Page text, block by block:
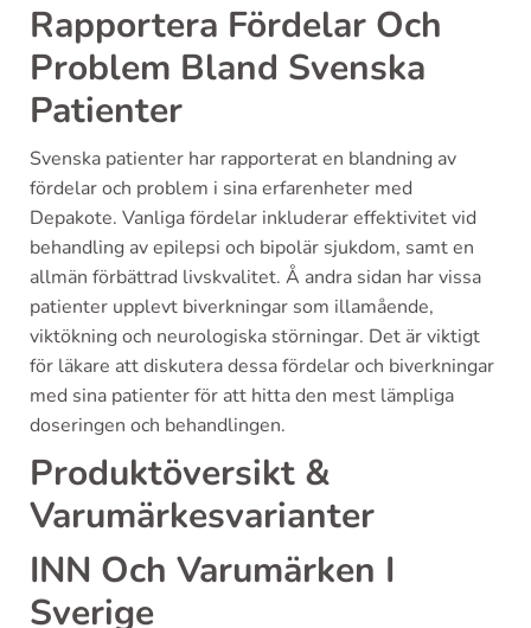
Rapportera Fördelar Och
Problem Bland Svenska
Patienter
Svenska patienter har rapporterat en blandning av
fördelar och problem i sina erfarenheter med
Depakote. Vanliga fördelar inkluderar effektivitet vid
behandling av epilepsi och bipolär sjukdom, samt en
allmän förbättrad livskvalitet. Å andra sidan har vissa
patienter upplevt biverkningar som illamående,
viktökning och neurologiska störningar. Det är viktigt
för läkare att diskutera dessa fördelar och biverkningar
med sina patienter för att hitta den mest lämpliga
doseringen och behandlingen.
Produktöversikt &
Varumärkesvarianter
INN Och Varumärken I
Sverige